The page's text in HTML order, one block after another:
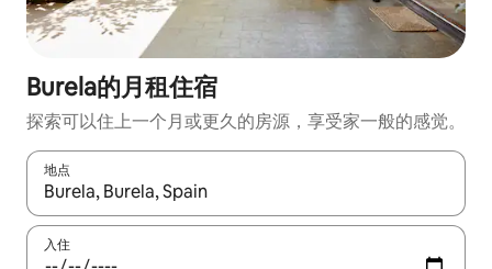
Burela的月租住宿
探索可以住上一个月或更久的房源，享受家一般的感觉。
地点
如有搜索结果，请使用上下方向键查看，或通过点击或滑动手势
入住